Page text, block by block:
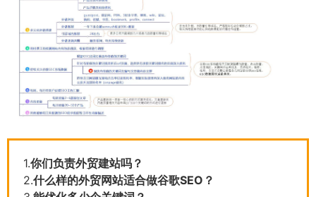
1.你们负责外贸建站吗？
2.什么样的外贸网站适合做谷歌SEO？